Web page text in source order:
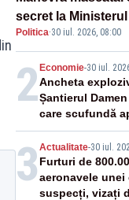
secret la
ce medicii ies în
Politica·30 iul. 2026, 08:00
2 Economie-30 iul.
Ancheta
Șantierul
care scufundă
3 Actualitate-30 iul.
Furturi de
aeronavele unei
suspecți, vizați